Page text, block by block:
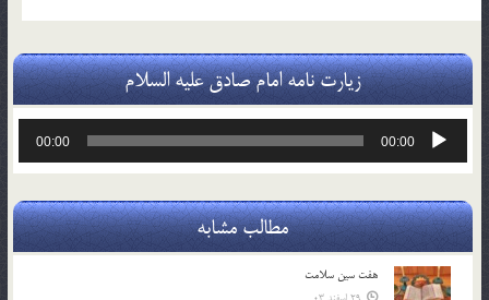
زیارت نامه امام صادق علیه السلام
پخش‌کننده
00:00
00:00
مطالب مشابه
هفت سين سلامت